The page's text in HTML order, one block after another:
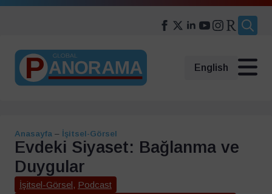
English
Anasayfa – İşitsel-Görsel
Evdeki Siyaset: Bağlanma ve
Duygular
İşitsel-Görsel, Podcast